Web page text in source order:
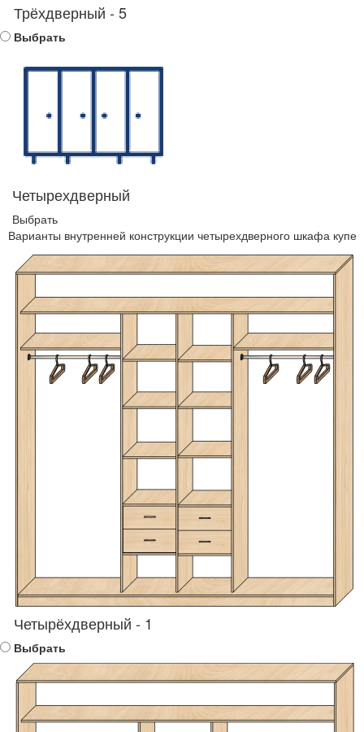
Трёхдверный - 5
Выбрать
Четырехдверный
Выбрать
Варианты внутренней конструкции четырехдверного шкафа купе
Четырёхдверный - 1
Выбрать